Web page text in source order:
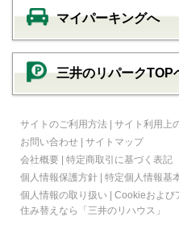
マイパーキングへ
三井のリパークTOP
サイトのご利用方法 | サイト利用上
お問い合わせ | サイトマップ
会社概要 | 特定商取引に基づく表記
個人情報保護方針 | 特定個人情報基
個人情報の取り扱い | Cookieおよび
住み替えなら
「三井のリハウス」